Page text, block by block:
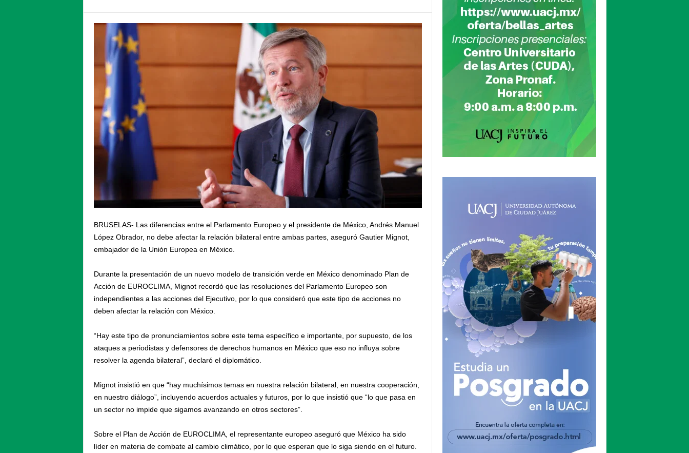
BRUSELAS- Las diferencias entre el Parlamento Europeo y el presidente de México, Andrés Manuel
López Obrador, no debe afectar la relación bilateral entre ambas partes, aseguró Gautier Mignot,
embajador de la Unión Europea en México.
Durante la presentación de un nuevo modelo de transición verde en México denominado Plan de
Acción de EUROCLIMA, Mignot recordó que las resoluciones del Parlamento Europeo son
independientes a las acciones del Ejecutivo, por lo que consideró que este tipo de acciones no
deben afectar la relación con México.
“Hay este tipo de pronunciamientos sobre este tema específico e importante, por supuesto, de los
ataques a periodistas y defensores de derechos humanos en México que eso no influya sobre
resolver la agenda bilateral”, declaró el diplomático.
Mignot insistió en que “hay muchísimos temas en nuestra relación bilateral, en nuestra cooperación,
en nuestro diálogo”, incluyendo acuerdos actuales y futuros, por lo que insistió que “lo que pasa en
un sector no impide que sigamos avanzando en otros sectores”.
Sobre el Plan de Acción de EUROCLIMA, el representante europeo aseguró que México ha sido
líder en materia de combate al cambio climático, por lo que esperan que lo siga siendo en el futuro.